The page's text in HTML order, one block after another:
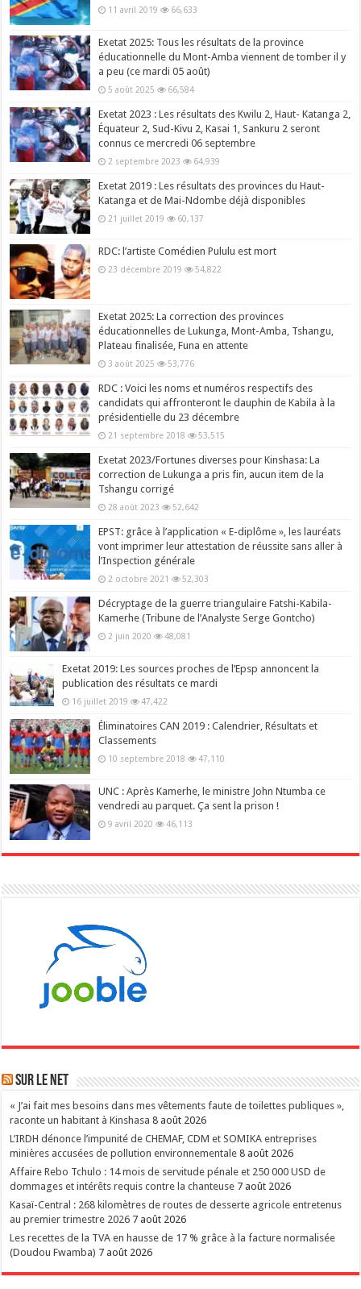
11 avril 2019 66,633
Exetat 2025: Tous les résultats de la province
éducationnelle du Mont-Amba viennent de tomber il y
a peu (ce mardi 05 août)
5 août 2025 66,584
Exetat 2023 : Les résultats des Kwilu 2, Haut- Katanga 2,
Équateur 2, Sud-Kivu 2, Kasai 1, Sankuru 2 seront
connus ce mercredi 06 septembre
2 septembre 2023 64,939
Exetat 2019 : Les résultats des provinces du Haut-
Katanga et de Mai-Ndombe déjà disponibles
21 juillet 2019 60,137
RDC: l’artiste Comédien Pululu est mort
23 décembre 2019 54,822
Exetat 2025: La correction des provinces
éducationnelles de Lukunga, Mont-Amba, Tshangu,
Plateau finalisée, Funa en attente
3 août 2025 53,776
RDC : Voici les noms et numéros respectifs des
candidats qui affronteront le dauphin de Kabila à la
présidentielle du 23 décembre
21 septembre 2018 53,515
Exetat 2023/Fortunes diverses pour Kinshasa: La
correction de Lukunga a pris fin, aucun item de la
Tshangu corrigé
28 août 2023 52,642
EPST: grâce à l’application « E-diplôme », les lauréats
vont imprimer leur attestation de réussite sans aller à
l’Inspection générale
2 octobre 2021 52,303
Décryptage de la guerre triangulaire Fatshi-Kabila-
Kamerhe (Tribune de l’Analyste Serge Gontcho)
2 juin 2020 48,081
Exetat 2019: Les sources proches de l’Epsp annoncent la
publication des résultats ce mardi
16 juillet 2019 47,422
Éliminatoires CAN 2019 : Calendrier, Résultats et
Classements
10 septembre 2018 47,110
UNC : Après Kamerhe, le ministre John Ntumba ce
vendredi au parquet. Ça sent la prison !
9 avril 2020 46,113
Sur le NET
« J’ai fait mes besoins dans mes vêtements faute de toilettes publiques »,
raconte un habitant à Kinshasa 8 août 2026
L’IRDH dénonce l’impunité de CHEMAF, CDM et SOMIKA entreprises
minières accusées de pollution environnementale 8 août 2026
Affaire Rebo Tchulo : 14 mois de servitude pénale et 250 000 USD de
dommages et intérêts requis contre la chanteuse 7 août 2026
Kasaï-Central : 268 kilomètres de routes de desserte agricole entretenus
au premier trimestre 2026 7 août 2026
Les recettes de la TVA en hausse de 17 % grâce à la facture normalisée
(Doudou Fwamba) 7 août 2026